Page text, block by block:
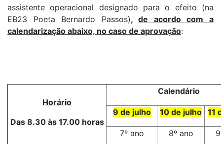
assistente operacional designado para o efeito (na
EB23 Poeta Bernardo Passos),de acordo com a
calendarização abaixo, no caso de aprovação:
Horário
Das 8.30 às 17.00 horas
Calendário
9 de julho 10 de julho 11
7º ano 8º ano